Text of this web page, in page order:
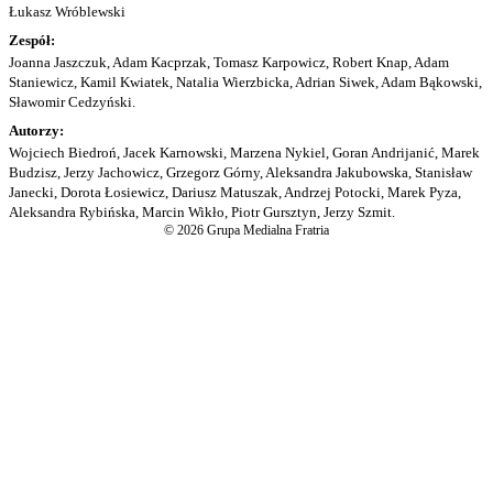
Łukasz Wróblewski
Zespół:
Joanna Jaszczuk, Adam Kacprzak, Tomasz Karpowicz, Robert Knap, Adam
Staniewicz, Kamil Kwiatek, Natalia Wierzbicka, Adrian Siwek, Adam Bąkowski,
Sławomir Cedzyński.
Autorzy:
Wojciech Biedroń, Jacek Karnowski, Marzena Nykiel, Goran Andrijanić, Marek
Budzisz, Jerzy Jachowicz, Grzegorz Górny, Aleksandra Jakubowska, Stanisław
Janecki, Dorota Łosiewicz, Dariusz Matuszak, Andrzej Potocki, Marek Pyza,
Aleksandra Rybińska, Marcin Wikło, Piotr Gursztyn, Jerzy Szmit.
© 2026 Grupa Medialna Fratria